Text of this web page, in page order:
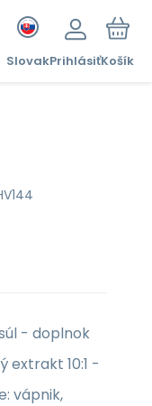
SlovakPrihlásiťKošík
- doplnok
extrakt 10:1 -
vápnik,